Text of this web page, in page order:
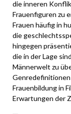
die inneren
Frauenfiguren zu
Frauen häufig in
die
hingegen
die in der Lage
Männerwelt zu
Frauenbildung in
Erwartungen der